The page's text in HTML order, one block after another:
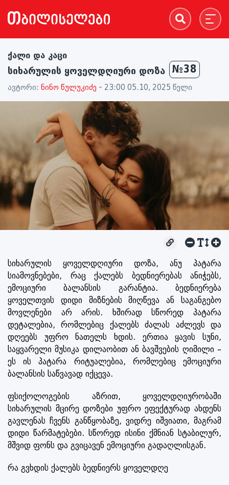
ქალი და კაცი
სიხარულის ყოველდღიური დოზა №38
ავტორი: ნინო წულუკიძე - 23:00 05.10, 2025 წელი
სიხარულის ყოველდღიური დოზა, ანუ პატარა
სიამოვნებები, რაც ქალებს ბედნიერებას ანიჭებს,
ემოციური ბალანსის გარანტია. ბედნიერება
ყოველთვის დიდი მიზნების მიღწევა ან საგანგებო
მოვლენები არ არის. ხშირად სწორედ პატარა
დეტალებია, რომლებიც ქალებს ძალას აძლევს და
დღეებს უფრო ნათელს ხდის. ერთია ყავის სუნი,
საყვარელი მუსიკა დილაობით ან ბავშვების ღიმილი –
ეს ის პატარა რიტუალებია, რომლებიც ემოციური
ბალანსის საწვავად იქცევა.
ფსიქოლოგების აზრით, ყოველდღიურობაში
სიხარულის მცირე დოზები უფრო ეფექტურად ახდენს
გავლენას ჩვენს განწყობაზე, ვიდრე იშვიათი, მაგრამ
დიდი წარმატებები. სწორედ ისინი ქმნიან სტაბილურ,
მშვიდ ფონს და გვიცავენ ემოციური გადაღლისგან.
რა გვხდის ქალებს ბედნიერს ყოველდღე